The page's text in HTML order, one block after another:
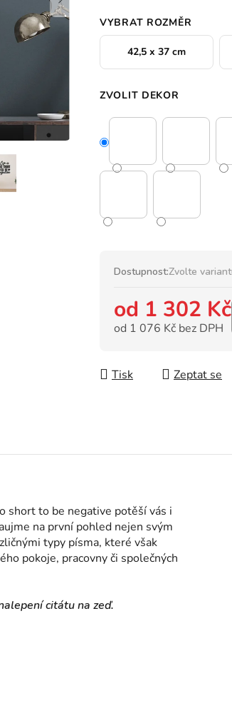
VYBRAT ROZMĚR
42,5 x 37 cm
ZVOLIT DEKOR
Dostupnost:Zvolte
od 1 302 Kč
od 1 076 Kč bez DPH
Tisk
Zeptat se
short to be negative potěší vás i
na první pohled nejen svým
typy písma, které však
pokoje, pracovny či společných
citátu na zeď.